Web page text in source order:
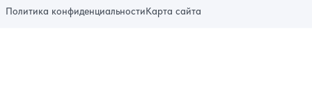
Политика конфиденциальностиКарта сайта